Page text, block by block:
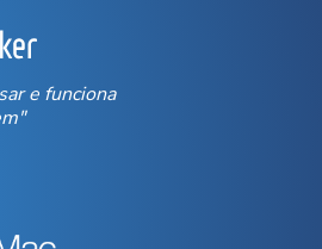
e funciona